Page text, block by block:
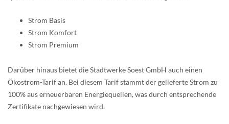
Strom Basis
Strom Komfort
Strom Premium
Darüber hinaus bietet die Stadtwerke Soest GmbH auch einen
Ökostrom-Tarif an. Bei diesem Tarif stammt der gelieferte Strom zu
100% aus erneuerbaren Energiequellen, was durch entsprechende
Zertifikate nachgewiesen wird.